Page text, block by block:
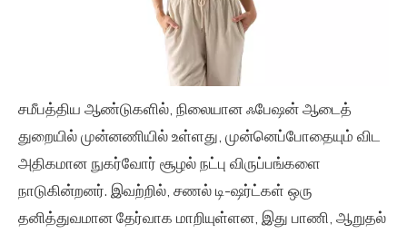
சமீபத்திய ஆண்டுகளில், நிலையான ஃபேஷன் ஆடைத்
துறையில் முன்னணியில் உள்ளது, முன்னெப்போதையும் விட
அதிகமான நுகர்வோர் சூழல் நட்பு விருப்பங்களை
நாடுகின்றனர். இவற்றில், சணல் டி-ஷர்ட்கள் ஒரு
தனித்துவமான தேர்வாக மாறியுள்ளன, இது பாணி, ஆறுதல்